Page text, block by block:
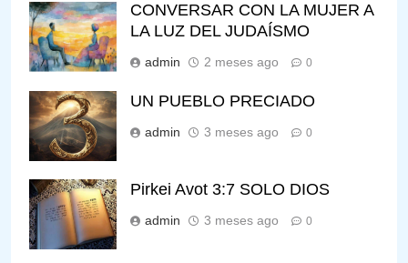
CONVERSAR CON LA MUJER A
LA LUZ DEL JUDAÍSMO
admin 2 meses ago 0
UN PUEBLO PRECIADO
admin 3 meses ago 0
Pirkei Avot 3:7 SOLO DIOS
admin 3 meses ago 0